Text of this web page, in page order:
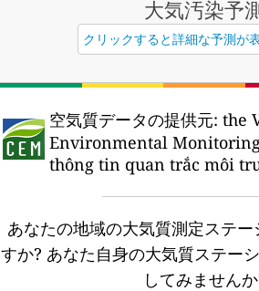
大気汚染予
クリックすると詳細な予測が
空気質データの提供元: the
Environmental
thông tin quan trắc môi
あなたの地域の大気質測定ステー
すか? あなた自身の大気質ステー
してみません